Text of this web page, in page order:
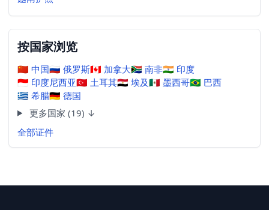
按国家浏览
🇨🇳 中国🇷🇺 俄罗斯🇨🇦 加拿大🇿🇦 南非🇮🇳 印度
🇮🇩 印度尼西亚🇹🇷 土耳其🇪🇬 埃及🇲🇽 墨西哥🇧🇷 巴西
🇬🇷 希腊🇩🇪 德国
更多国家 (19) ↓
全部证件